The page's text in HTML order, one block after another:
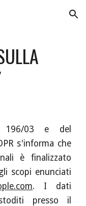
Skip to navigation
03 e del
s'informa che
è finalizzato
scopi enunciati
. I dati
presso il